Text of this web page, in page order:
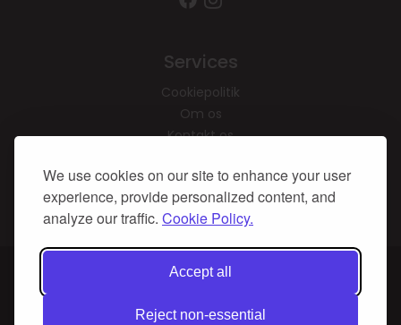
We use cookies on our site to enhance your user
experience, provide personalized content, and
analyze our traffic. Cookie Policy.
Accept all
Reject non-essential
Services
Cookiepolitik
Om os
Kontakt os
Tilmeld dig vores
nyhedsbrev, og vind en
gratis brunch for 2
På vores website bruges cookies til at huske dine
indstillinger, statistik og personalisering af indhold og
annoncer. Denne information deles med tredjepart.